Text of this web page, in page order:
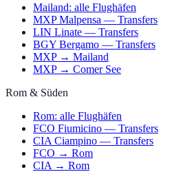
Mailand: alle Flughäfen
MXP Malpensa — Transfers
LIN Linate — Transfers
BGY Bergamo — Transfers
MXP → Mailand
MXP → Comer See
Rom & Süden
Rom: alle Flughäfen
FCO Fiumicino — Transfers
CIA Ciampino — Transfers
FCO → Rom
CIA → Rom